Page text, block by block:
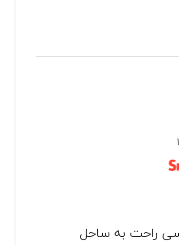
راحت به ساحل